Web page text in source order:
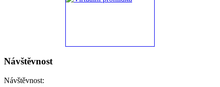
Návštěvnost
Návštěvnost: